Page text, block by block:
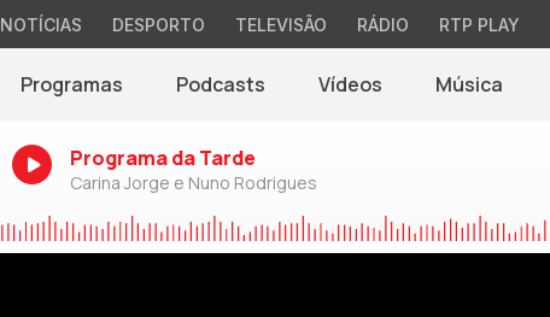
NOTÍCIAS DESPORTO TELEVISÃO RÁDIO RTP PLAY
Programas Podcasts Vídeos Música
Programa da Tarde
Carina Jorge e Nuno Rodrigues